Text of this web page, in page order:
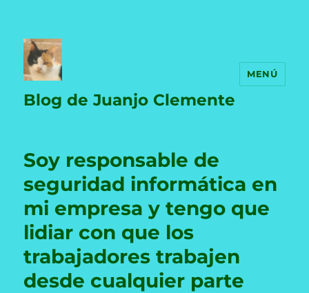
Blog de Juanjo Clemente
MENÚ
Soy responsable de
seguridad informática en
mi empresa y tengo que
lidiar con que los
trabajadores trabajen
desde cualquier parte